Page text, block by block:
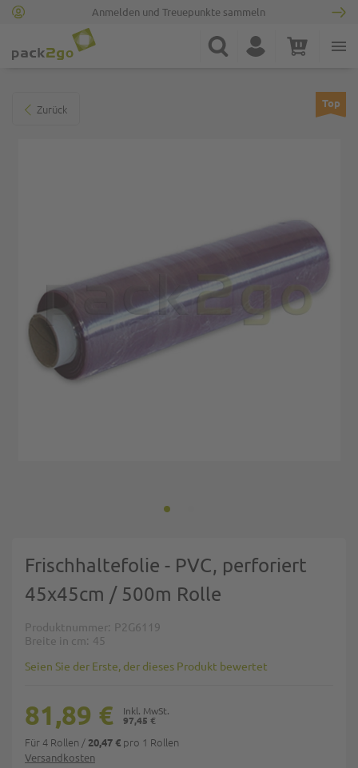
Anmelden und Treuepunkte sammeln
Suche Konto Warenkorb
Zurück Top
Frischhaltefolie - PVC, perforiert
45x45cm / 500m Rolle
Produktnummer P2G6119
Breite in cm 45
Seien Sie der Erste, der dieses Produkt bewertet
Versandkosten
97,45 €
81,89 €
Für 4 Rollen / 20,47 € pro 1 Rollen